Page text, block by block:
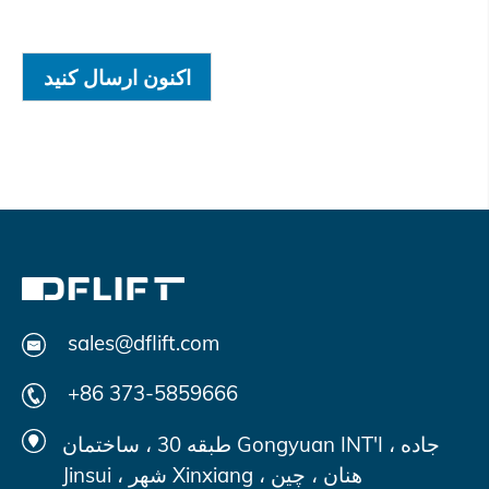
اکنون ارسال کنید
sales@dflift.com
+86 373-5859666
طبقه 30 ، ساختمان Gongyuan INT'I ، جاده
Jinsui ، شهر Xinxiang ، هنان ، چین